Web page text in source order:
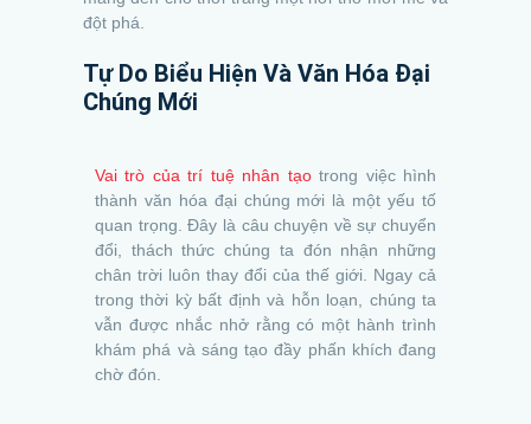
đột phá.
Tự Do Biểu Hiện Và Văn Hóa Đại
Chúng Mới
Vai trò của trí tuệ nhân tạotrong việc hình
thành văn hóa đại chúng mới là một yếu tố
quan trọng. Đây là câu chuyện về sự chuyển
đổi, thách thức chúng ta đón nhận những
chân trời luôn thay đổi của thế giới. Ngay cả
trong thời kỳ bất định và hỗn loạn, chúng ta
vẫn được nhắc nhở rằng có một hành trình
khám phá và sáng tạo đầy phấn khích đang
chờ đón.